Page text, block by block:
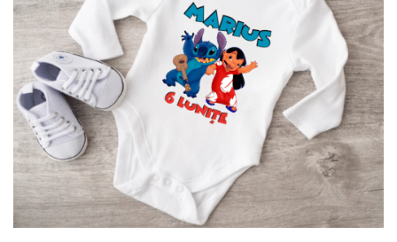
Adaugă
în
wishlist